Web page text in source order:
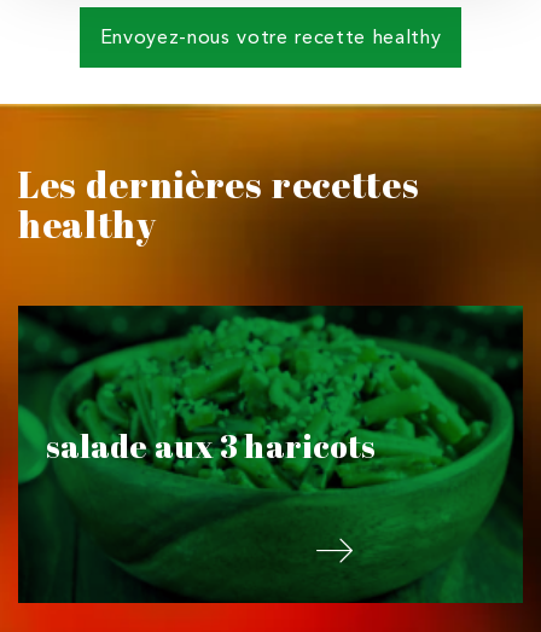
Envoyez-nous votre recette healthy
Les dernières recettes
healthy
salade aux 3 haricots